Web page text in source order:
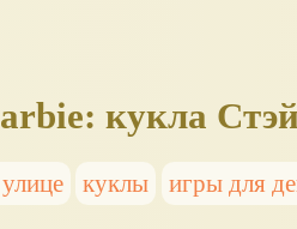
кукла
куклы игры для